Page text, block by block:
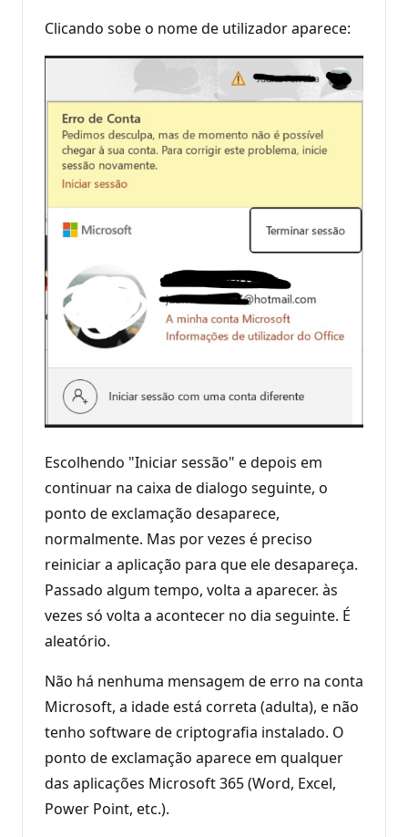
Clicando sobe o nome de utilizador aparece:
Escolhendo "Iniciar sessão" e depois em
continuar na caixa de dialogo seguinte, o
ponto de exclamação desaparece,
normalmente. Mas por vezes é preciso
reiniciar a aplicação para que ele desapareça.
Passado algum tempo, volta a aparecer. às
vezes só volta a acontecer no dia seguinte. É
aleatório.
Não há nenhuma mensagem de erro na conta
Microsoft, a idade está correta (adulta), e não
tenho software de criptografia instalado. O
ponto de exclamação aparece em qualquer
das aplicações Microsoft 365 (Word, Excel,
Power Point, etc.).